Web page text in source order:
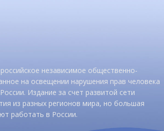
независимое общественно-
на освещении нарушения прав человека
Издание за счет развитой сети
из разных регионов мира, но большая
работать в России.